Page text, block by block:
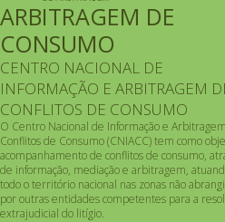
ARBITRAGEM DE
CONSUMO
CENTRO NACIONAL DE
INFORMAÇÃO E ARBITRAGEM
CONFLITOS DE CONSUMO
O Centro Nacional de Informação e
Conflitos de Consumo (CNIACC) tem como
acompanhamento de conflitos de consumo,
de informação, mediação e arbitragem,
todo o território nacional nas zonas não
por outras entidades competentes para a
extrajudicial do litígio.